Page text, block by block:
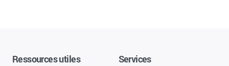
Ressources utiles Services